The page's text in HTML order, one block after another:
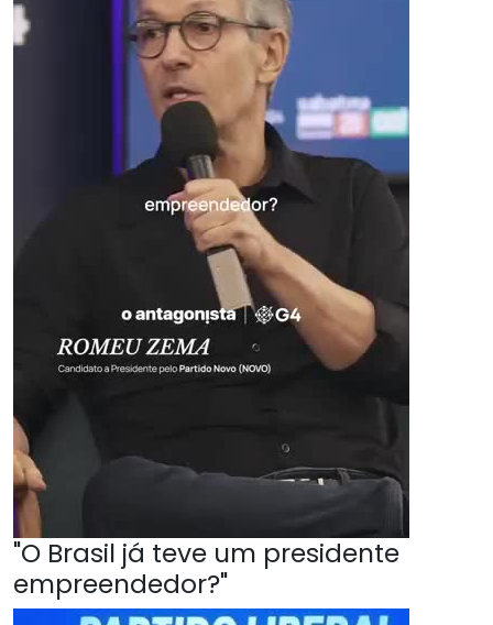
"O Brasil já teve um presidente
empreendedor?"